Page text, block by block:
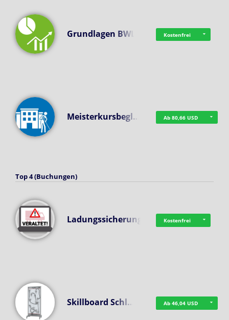
Grundlagen BWL Kostenfrei
Meisterkursbegl… Ab 80,66 USD
Top 4 (Buchungen)
Ladungssicherung Kostenfrei
Skillboard Schl… Ab 46,04 USD